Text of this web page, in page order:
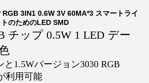
3IN1 0.6W 3V 60MA*3 スマートライ
トのためのLED SMD
チップ 0.5W 1 LED デー
と1.5Wバージョン3030 RGB
利用可能